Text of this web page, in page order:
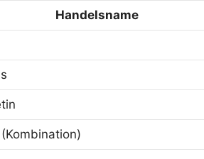
Handelsname